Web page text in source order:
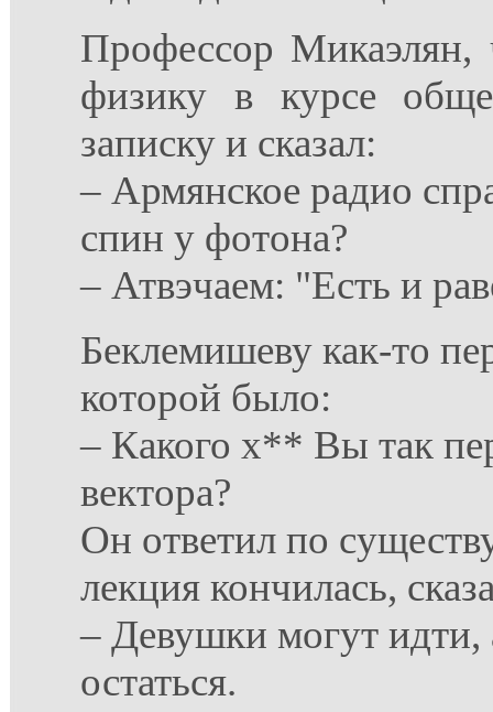
Профессор
физику в курсе
записку и сказал:
– Армянское радио
спин у фотона?
– Атвэчаем: "Есть и
Беклемишеву как-то
которой было:
– Какого х** Вы так
вектора?
Он ответил по
лекция кончилась,
– Девушки могут идти,
остаться.